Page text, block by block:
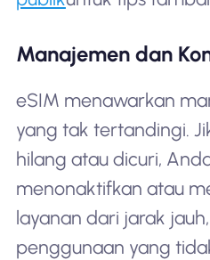
Manajemen dan
eSIM menawarkan
yang tak tertandingi.
hilang atau dicuri,
menonaktifkan atau
layanan dari jarak
penggunaan yang